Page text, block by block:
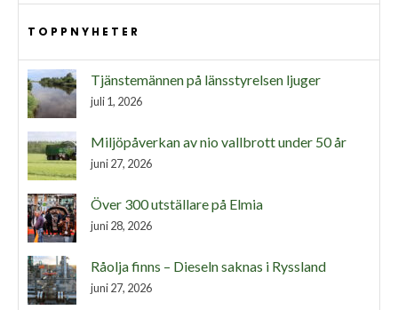
TOPPNYHETER
Tjänstemännen på länsstyrelsen ljuger
juli 1, 2026
Miljöpåverkan av nio vallbrott under 50 år
juni 27, 2026
Över 300 utställare på Elmia
juni 28, 2026
Råolja finns – Dieseln saknas i Ryssland
juni 27, 2026